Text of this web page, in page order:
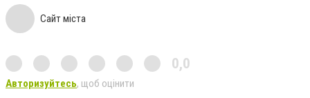
Сайт міста
0,0
Авторизуйтесь, щоб оцінити